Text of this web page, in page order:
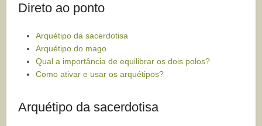
Direto ao ponto
Arquétipo da sacerdotisa
Arquétipo do mago
Qual a importância de equilibrar os dois polos?
Como ativar e usar os arquétipos?
Arquétipo da sacerdotisa